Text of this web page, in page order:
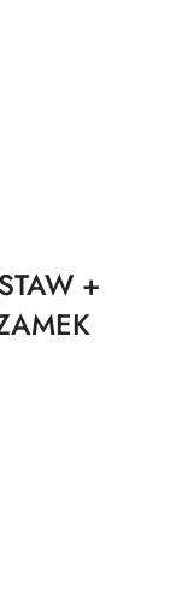
+